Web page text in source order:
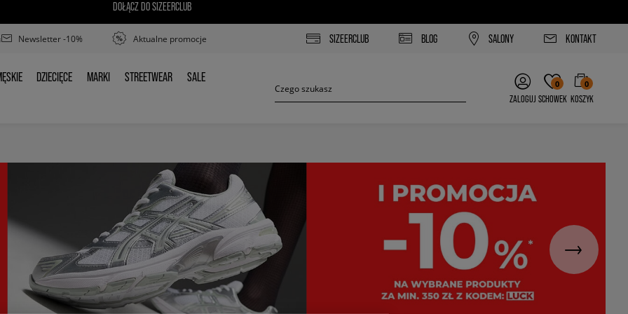
DOŁĄCZ DO SIZEERCLUB
Newsletter -10% Aktualne promocje SIZEERCLUB BLOG SALONY KONTAKT
DZIECIĘCE
DZIECIĘCE MARKI
MARKI STREETWEAR
STREETWEAR SALE
SALE
ZALOGUJ
0
SCHOWEK
0
KOSZYK